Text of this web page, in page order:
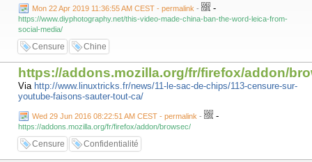
Mon 22 Apr 2019 11:36:55 AM CEST - permalink - -
https://www.diyphotography.net/this-video-made-china-ban-the-word-leica-from-
social-media/
Censure Chine
https://addons.mozilla.org/fr/firefox/addon/
Via http://www.linuxtricks.fr/news/11-le-sac-de-chips/113-censure-sur-
youtube-faisons-sauter-tout-ca/
Wed 29 Jun 2016 08:22:51 AM CEST - permalink - -
https://addons.mozilla.org/fr/firefox/addon/browsec/
Censure Confidentialité